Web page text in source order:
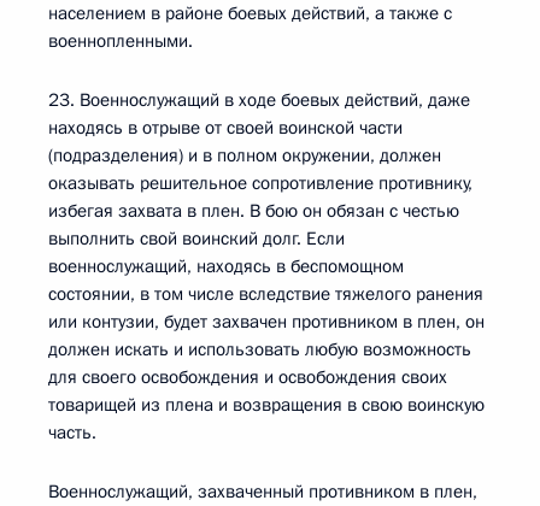
населением в районе боевых действий, а также с
военнопленными.
23. Военнослужащий в ходе боевых действий, даже
находясь в отрыве от своей воинской части
(подразделения) и в полном окружении, должен
оказывать решительное сопротивление противнику,
избегая захвата в плен. В бою он обязан с честью
выполнить свой воинский долг. Если
военнослужащий, находясь в беспомощном
состоянии, в том числе вследствие тяжелого ранения
или контузии, будет захвачен противником в плен, он
должен искать и использовать любую возможность
для своего освобождения и освобождения своих
товарищей из плена и возвращения в свою воинскую
часть.
Военнослужащий, захваченный противником в плен,